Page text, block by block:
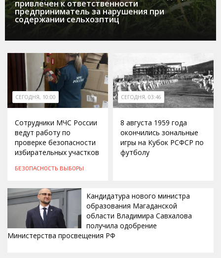
привлечен к ответственности
предприниматель за нарушения при
содержании сельхозптиц
СЕГОДНЯ, 10:00
Сотрудники МЧС России
ведут работу по
проверке безопасности
избирательных участков
БЕЗОПАСНОСТЬ ВЫБОРЫ
СЕГОДНЯ, 03:46
8 августа 1959 года
окончились зональные
игры на Кубок РСФСР по
футболу
Кандидатура нового министра
образования Магаданской
области Владимира Савхалова
получила одобрение
Министерства просвещения РФ